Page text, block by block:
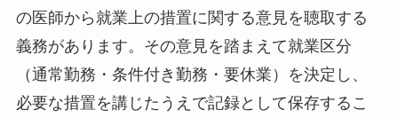
の医師から就業上の措置に関する意見を聴取する
義務があります。その意見を踏まえて就業区分
（通常勤務・条件付き勤務・要休業）を決定し、
必要な措置を講じたうえで記録として保存するこ